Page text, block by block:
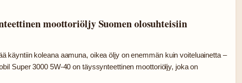
moottoriöljy Suomen olosuhteisiin
käyntiin koleana aamuna, oikea öljy on enemmän kuin voiteluainetta –
Super 3000 5W-40 on täyssynteettinen moottoriöljy, joka on